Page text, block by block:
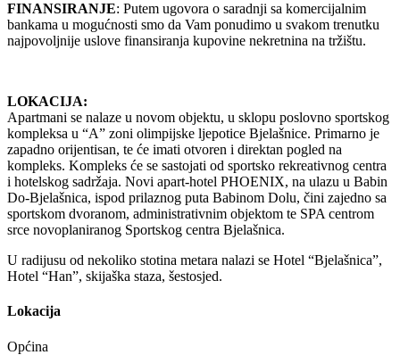
FINANSIRANJE: Putem ugovora o saradnji sa komercijalnim
bankama u mogućnosti smo da Vam ponudimo u svakom trenutku
najpovoljnije uslove finansiranja kupovine nekretnina na tržištu.
LOKACIJA:
Apartmani se nalaze u novom objektu, u sklopu poslovno sportskog
kompleksa u “A” zoni olimpijske ljepotice Bjelašnice. Primarno je
zapadno orijentisan, te će imati otvoren i direktan pogled na
kompleks. Kompleks će se sastojati od sportsko rekreativnog centra
i hotelskog sadržaja. Novi apart-hotel PHOENIX, na ulazu u Babin
Do-Bjelašnica, ispod prilaznog puta Babinom Dolu, čini zajedno sa
sportskom dvoranom, administrativnim objektom te SPA centrom
srce novoplaniranog Sportskog centra Bjelašnica.
U radijusu od nekoliko stotina metara nalazi se Hotel “Bjelašnica”,
Hotel “Han”, skijaška staza, šestosjed.
Lokacija
Općina